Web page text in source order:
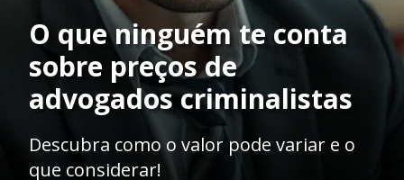
O que ninguém te conta
sobre preços de
advogados criminalistas
Descubra como o valor pode variar e o
que considerar!